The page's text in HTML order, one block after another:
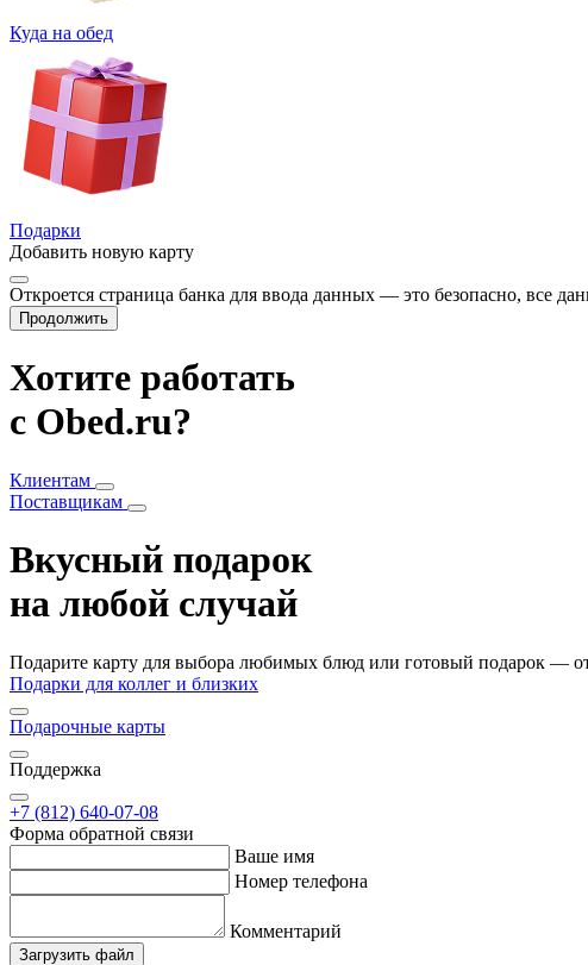
Куда на обед
Подарки
Добавить новую карту
Откроется страница банка для ввода данных — это безопасно, все
Продолжить
Хотите работать
с Obed.ru?
Клиентам
Поставщикам
Вкусный подарок
на любой случай
Подарите карту для выбора любимых блюд или готовый подарок —
Подарки для коллег и близких
Подарочные карты
Поддержка
+7 (812) 640-07-08
Форма обратной связи
Ваше имя
Номер телефона
Комментарий
Загрузить файл